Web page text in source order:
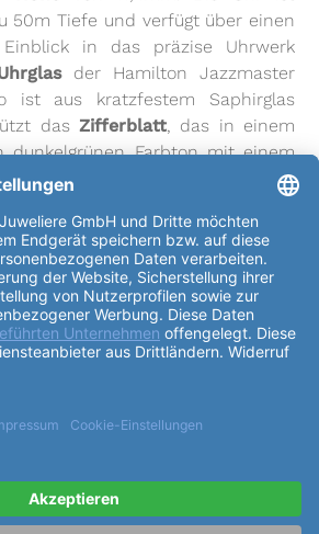
50m Tiefe und verfügt über einen
in das präzise Uhrwerk
der Hamilton Jazzmaster
ist aus kratzfestem Saphirglas
dasZifferblatt, das in einem
dunkelgrünen Farbton mit einem
gehalten ist. Die
die Ablesbarkeit und Eleganz der
Das Automatik-Uhrwerk der
Open Heart Auto verfügt über
auf dem zuverlässigen ETA
einer Gangreserve von bis zu 80
Schwingungsfrequenz von 28.800
pro Stunde garantiert das
Zeitmessung und
H695.425.101 ist in einem edlen
und wird mit einer Faltschließe